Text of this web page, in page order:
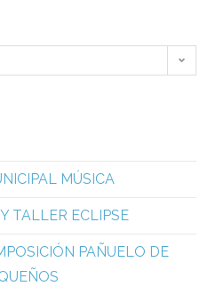
MÚSICA
TALLER ECLIPSE
PAÑUELO DE